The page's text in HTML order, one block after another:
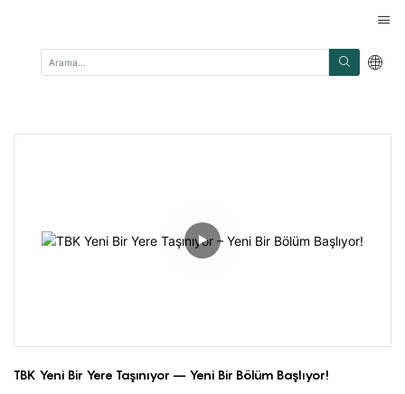
TBK Yeni Bir Yere Taşınıyor – Yeni Bir Bölüm Başlıyor!